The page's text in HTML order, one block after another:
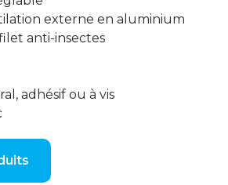
externe en aluminium
anti-insectes
adhésif ou à vis